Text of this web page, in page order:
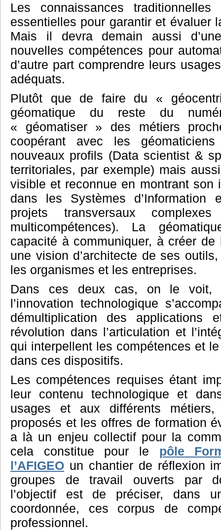
Les connaissances
essentielles pour garantir et évaluer
Mais il devra demain aussi
nouvelles compétences pour
d’autre part comprendre leurs
adéquats.
Plutôt que de faire du «
géomatique du reste du
« géomatiser » des métiers
coopérant avec les
nouveaux profils (Data scientist &
territoriales, par exemple) mais
visible et reconnue en montrant son
dans les Systèmes
projets transversaux
multicompétences). La
capacité à communiquer, à créer
une vision d’architecte de ses
les organismes et les entreprises.
Dans ces deux cas, on le voit,
l’innovation technologique
démultiplication des applications
révolution dans l’articulation et
qui interpellent les compétences et
dans ces dispositifs.
Les compétences requises étant
leur contenu technologique et
usages et aux différents
proposés et les offres de formation
a là un enjeu collectif pour la
cela constitue pour le pôle
l’AFIGEO un chantier de réflexion
groupes de travail ouverts par
l’objectif est de préciser, dans
coordonnée, ces corpus de
professionnel.